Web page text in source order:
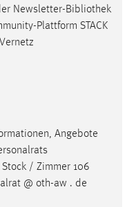
Newsletter-Bibliothek
Plattform STACK
Angebote
/ Zimmer 106
@ oth-aw . de